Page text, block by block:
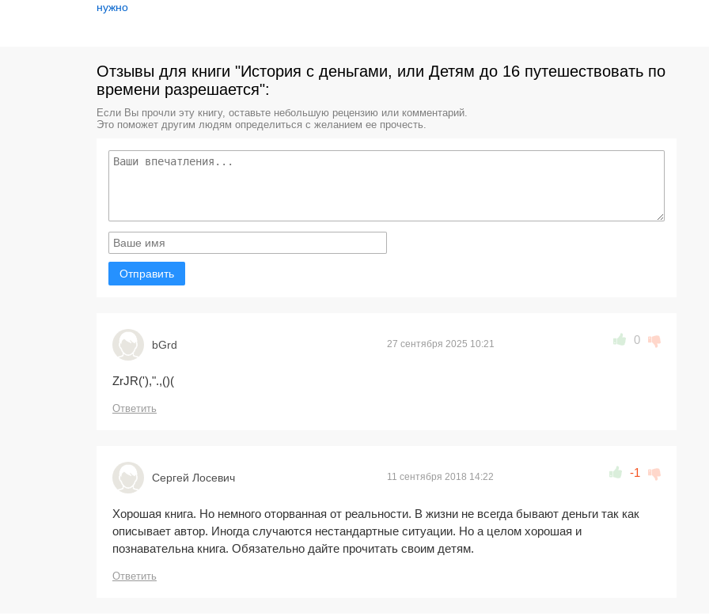
нужно
Отзывы для книги "История с деньгами, или Детям до 16 путешествовать по
времени разрешается":
Если Вы прочли эту книгу, оставьте небольшую рецензию или комментарий.
Это поможет другим людям определиться с желанием ее прочесть.
Отправить
bGrd 27 сентября 2025 10:21 0
ZrJR('),".,()(
Ответить
Сергей Лосевич 11 сентября 2018 14:22 -1
Хорошая книга. Но немного оторванная от реальности. В жизни не всегда бывают деньги так как
описывает автор. Иногда случаются нестандартные ситуации. Но а целом хорошая и
познавательна книга. Обязательно дайте прочитать своим детям.
Ответить